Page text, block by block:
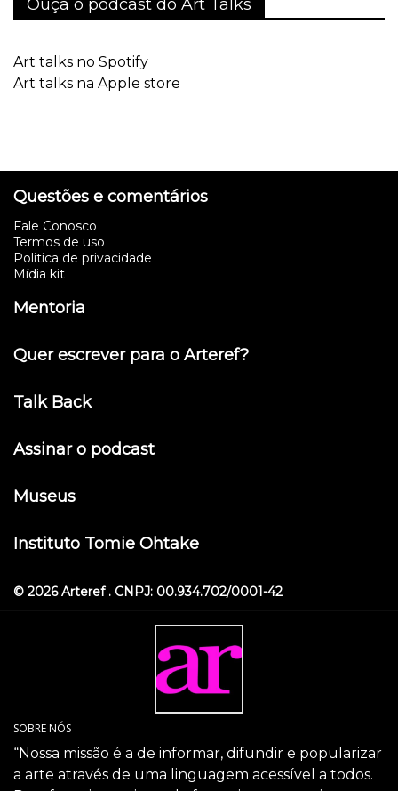
Ouça o podcast do Art Talks
Art talks no Spotify
Art talks na Apple store
Questões e comentários
Fale Conosco
Termos de uso
Politica de privacidade
Mídia kit
Mentoria
Quer escrever para o Arteref?
Talk Back
Assinar o podcast
Museus
Instituto Tomie Ohtake
© 2026 Arteref . CNPJ: 00.934.702/0001-42
SOBRE NÓS
“Nossa missão é a de informar, difundir e popularizar
a arte através de uma linguagem acessível a todos.